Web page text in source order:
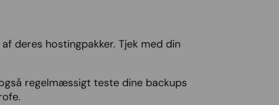
deres hostingpakker. Tjek med din
regelmæssigt teste dine backups